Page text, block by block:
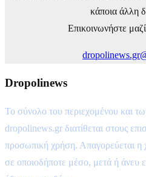
κάποια άλλη
Επικοινωνήστε
Dropolinews
Το σύνολο του περιεχομένου και
dropolinews.gr διατίθεται στους
προσωπική χρήση. Απαγορεύεται η
σε οποιοδήποτε μέσο, μετά ή άνευ